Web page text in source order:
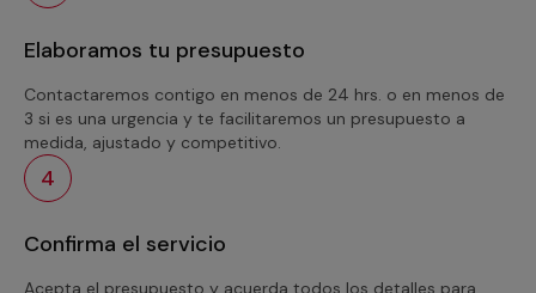
Elaboramos tu presupuesto
Contactaremos contigo en menos de 24 hrs. o en menos de
3 si es una urgencia y te facilitaremos un presupuesto a
medida, ajustado y competitivo.
4
Confirma el servicio
Acepta el presupuesto y acuerda todos los detalles para